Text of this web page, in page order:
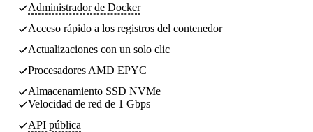
Administrador de Docker
Acceso rápido a los registros del contenedor
Actualizaciones con un solo clic
Procesadores AMD EPYC
Almacenamiento SSD NVMe
Velocidad de red de 1 Gbps
API pública